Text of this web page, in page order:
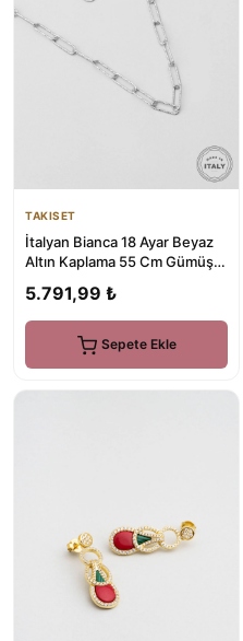
TAKISET
İtalyan Bianca 18 Ayar Beyaz
Altın Kaplama 55 Cm Gümüş
5.791,99 ₺
Sepete Ekle